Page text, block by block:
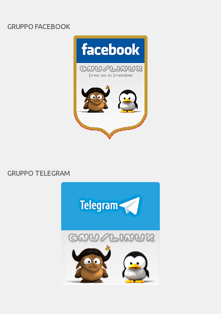
GRUPPO FACEBOOK
GRUPPO TELEGRAM